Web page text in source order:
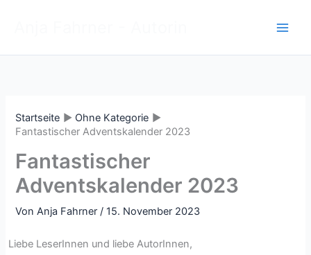
Startseite
Ohne Kategorie
Fantastischer Adventskalender 2023
Fantastischer
Adventskalender 2023
VonAnja Fahrner/15. November 2023
Liebe LeserInnen und liebe AutorInnen,